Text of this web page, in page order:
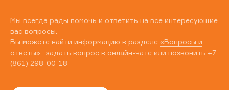
Мы всегда рады помочь и ответить на все интересующие
вас вопросы.
Вы можете найти информацию в разделе «Вопросы и
ответы» , задать вопрос в онлайн-чате или позвонить +7
(861) 298-00-18